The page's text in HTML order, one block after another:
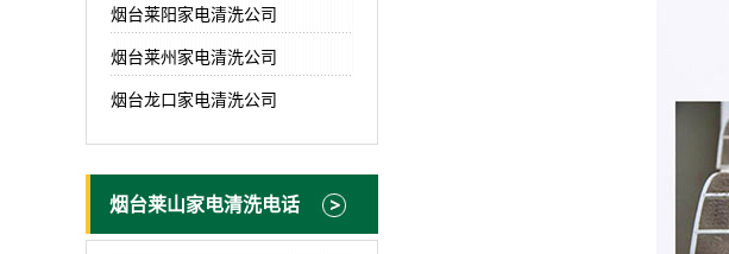
烟台莱阳家电清洗公司
烟台莱州家电清洗公司
烟台龙口家电清洗公司
烟台莱山家电清洗电话